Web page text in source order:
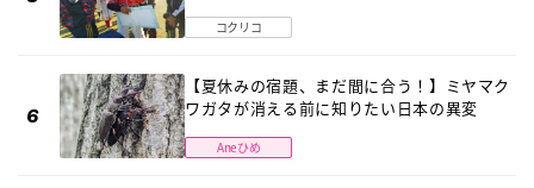
コクリコ
【夏休みの宿題、まだ間に合う！】ミヤマク
ワガタが消える前に知りたい日本の異変
Aneひめ